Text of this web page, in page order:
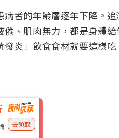
者的年齡層逐年下降。
、肌肉無力，都是身體
炎」飲食食材就要這樣
去領取